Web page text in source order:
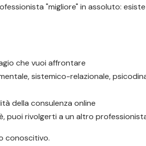
"migliore" in assoluto:
che vuoi affrontare
sistemico-relazionale,
della consulenza online
puoi rivolgerti a un altro
conoscitivo.